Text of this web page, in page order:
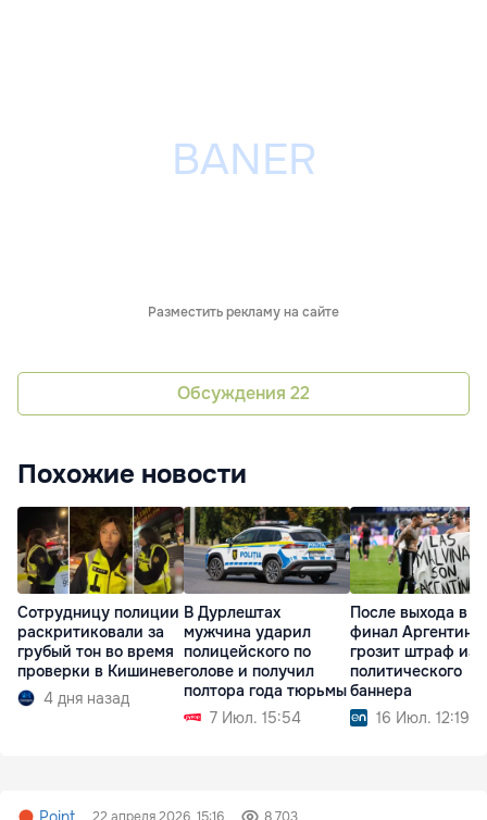
Разместить рекламу на сайте
Обсуждения 22
Похожие новости
Сотрудницу полиции
раскритиковали за
грубый тон во время
проверки в Кишиневе
4 дня назад
В Дурлештах
мужчина ударил
полицейского по
голове и получил
полтора года тюрьмы
7 Июл. 15:54
После выхода в
финал Аргентине
грозит штраф из-
политического
баннера
16 Июл. 12:19